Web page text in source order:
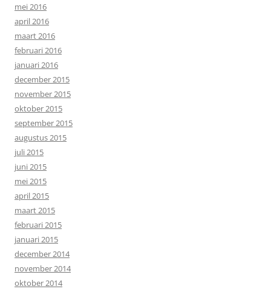
mei 2016
april 2016
maart 2016
februari 2016
januari 2016
december 2015
november 2015
oktober 2015
september 2015
augustus 2015
juli 2015
juni 2015
mei 2015
april 2015
maart 2015
februari 2015
januari 2015
december 2014
november 2014
oktober 2014